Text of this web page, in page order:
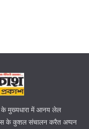
के मुख्यधारा में आनय लेल
के कुशल संचालन करैत अप्पन